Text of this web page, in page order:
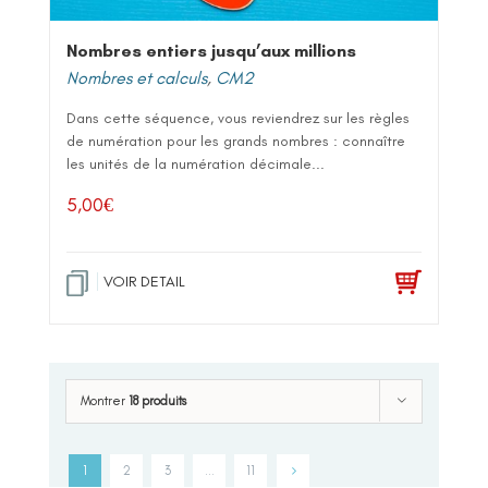
Nombres entiers jusqu’aux millions
Nombres et calculs, CM2
Dans cette séquence, vous reviendrez sur les règles
de numération pour les grands nombres : connaître
les unités de la numération décimale...
5,00€
VOIR DETAIL
Montrer 18 produits
1 2 3 11